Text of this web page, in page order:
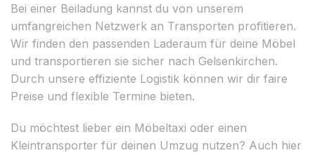
Bei einer Beiladung kannst du von unserem
umfangreichen Netzwerk an Transporten profitieren.
Wir finden den passenden Laderaum für deine Möbel
und transportieren sie sicher nach Gelsenkirchen.
Durch unsere effiziente Logistik können wir dir faire
Preise und flexible Termine bieten.
Du möchtest lieber ein Möbeltaxi oder einen
Kleintransporter für deinen Umzug nutzen? Auch hier